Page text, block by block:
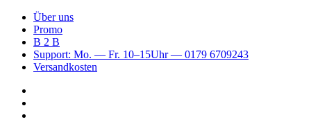
Über uns
Promo
B 2 B
Support: Mo. — Fr. 10–15Uhr — 0179 6709243
Versandkosten